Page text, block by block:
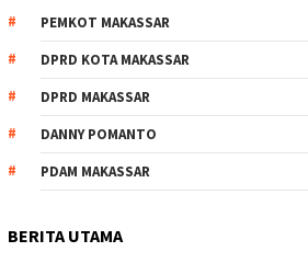
PEMKOT MAKASSAR
DPRD KOTA MAKASSAR
DPRD MAKASSAR
DANNY POMANTO
PDAM MAKASSAR
BERITA UTAMA